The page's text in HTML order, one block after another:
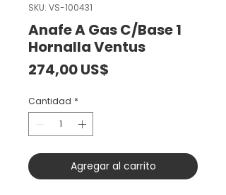
SKU: VS-100431
Anafe A Gas C/Base 1
Hornalla Ventus
274,00 US$
Cantidad *
Agregar al carrito